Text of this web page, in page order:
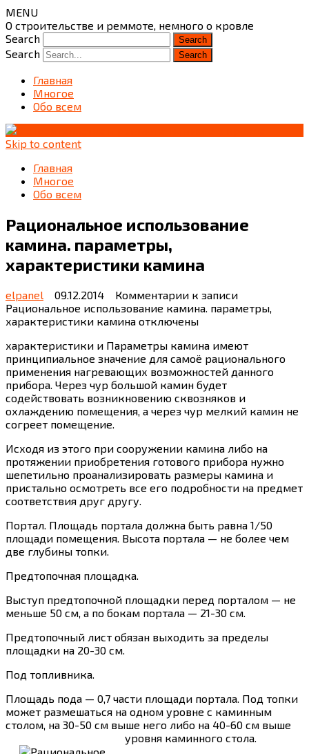
MENU
О строительстве и реммоте, немного о кровле
Search
Search
Главная
Многое
Обо всем
Skip to content
Главная
Многое
Обо всем
Рациональное использование
камина. параметры,
характеристики камина
elpanel 09.12.2014 Комментарии к записи
Рациональное использование камина. параметры,
характеристики камина отключены
характеристики и Параметры камина имеют
принципиальное значение для самоё рационального
применения нагревающих возможностей данного
прибора. Через чур большой камин будет
содействовать возникновению сквозняков и
охлаждению помещения, а через чур мелкий камин не
согреет помещение.
Исходя из этого при сооружении камина либо на
протяжении приобретения готового прибора нужно
шепетильно проанализировать размеры камина и
пристально осмотреть все его подробности на предмет
соответствия друг другу.
Портал. Площадь портала должна быть равна 1/50
площади помещения. Высота портала — не более чем
две глубины топки.
Предтопочная площадка.
Выступ предтопочной площадки перед порталом — не
меньше 50 см, а по бокам портала — 21-30 см.
Предтопочный лист обязан выходить за пределы
площадки на 20-30 см.
Под топливника.
Площадь пода — 0,7 части площади портала. Под топки
может размешаться на одном уровне с каминным
столом, на 30-50 см выше него либо на 40-60 см выше
уровня каминного стола.